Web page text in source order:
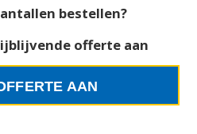
bestellen?
offerte aan
AAN